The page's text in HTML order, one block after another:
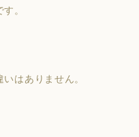
。
はありません。